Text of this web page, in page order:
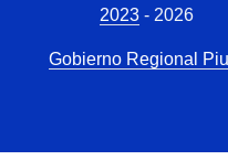
2023- 2026
Gobierno Regional